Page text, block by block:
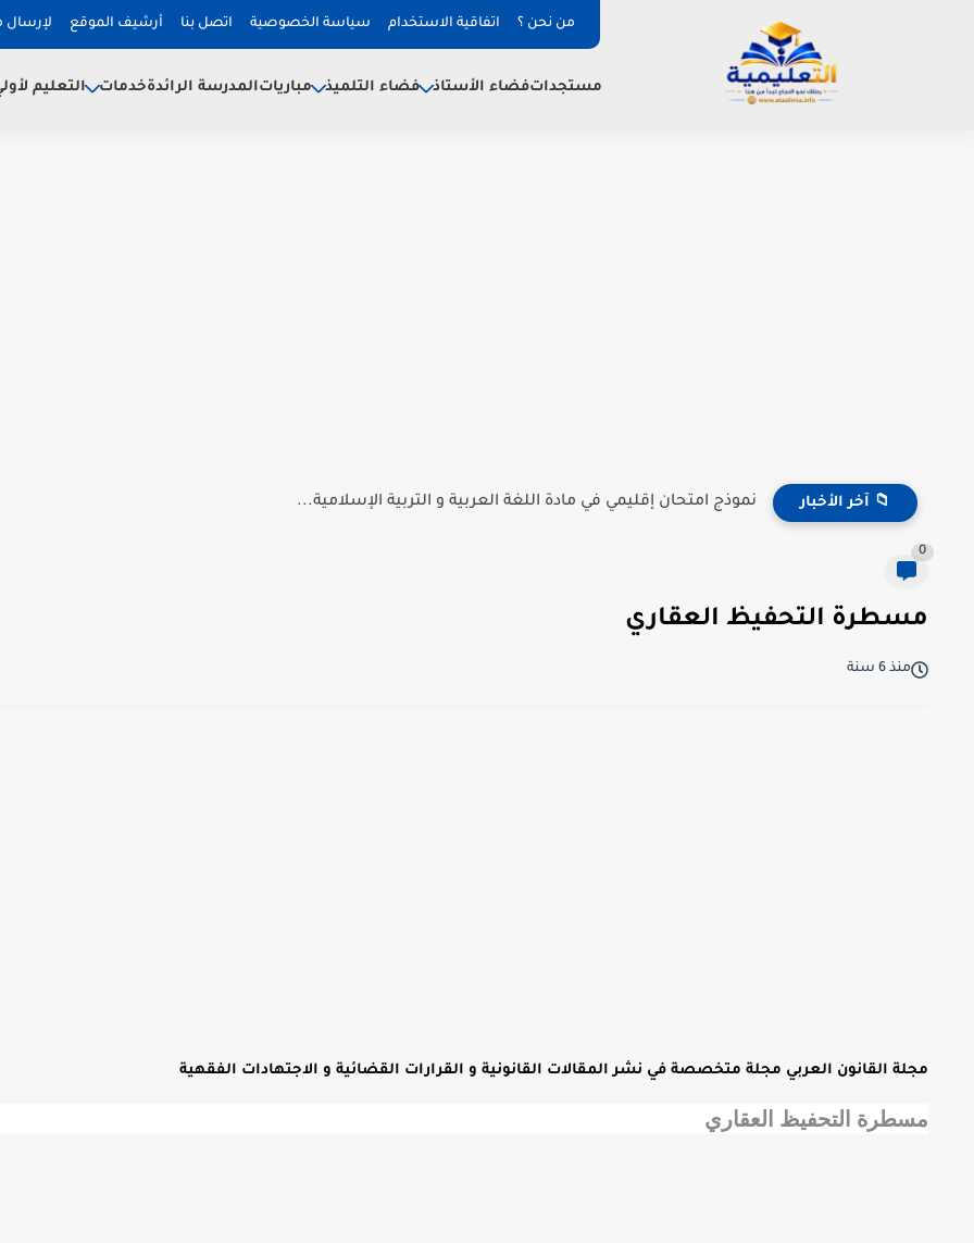
من نحن ؟ اتفاقية الاستخدام سياسة الخصوصية اتصل بنا أرشيف الموقع
مستجداتفضاء الأستاذ فضاء التلميذ مبارياتالمدرسة الرائدةخدمات التعليم
📁 آخر الأخبار نموذج امتحان إقليمي في مادة اللغة العربية و التربية الإسلامية...
0
مسطرة التحفيظ العقاري
منذ 6 سنة
مجلة القانون العربي مجلة متخصصة في نشر المقالات القانونية و القرارات القضائية و الاجتهادات الفقهية
مسطرة التحفيظ العقاري